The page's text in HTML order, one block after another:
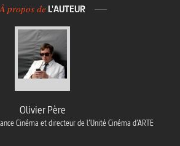
À propos de L'AUTEUR
Olivier Père
Cinéma et directeur de l’Unité Cinéma d’ARTE